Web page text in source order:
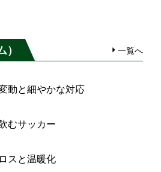
一覧へ
動と細やかな対応
むサッカー
スと温暖化